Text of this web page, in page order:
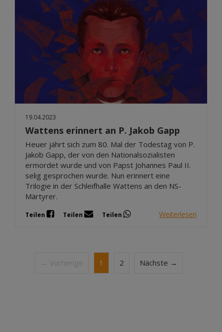
19.04.2023
Wattens erinnert an P. Jakob Gapp
Heuer jährt sich zum 80. Mal der Todestag von P.
Jakob Gapp, der von den Nationalsozialisten
ermordet wurde und von Papst Johannes Paul II.
selig gesprochen wurde. Nun erinnert eine
Trilogie in der Schleifhalle Wattens an den NS-
Märtyrer.
Teilen Teilen Teilen Weiterlesen
← Vorherige 1 2 Nächste →